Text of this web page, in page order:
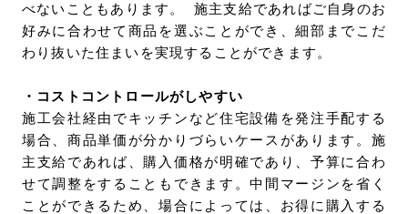
べないこともあります。 施主支給であればご自身のお
好みに合わせて商品を選ぶことができ、細部までこだ
わり抜いた住まいを実現することができます。
・コストコントロールがしやすい
施工会社経由でキッチンなど住宅設備を発注手配する
場合、商品単価が分かりづらいケースがあります。施
主支給であれば、購入価格が明確であり、予算に合わ
せて調整をすることもできます。中間マージンを省く
ことができるため、場合によっては、お得に購入する